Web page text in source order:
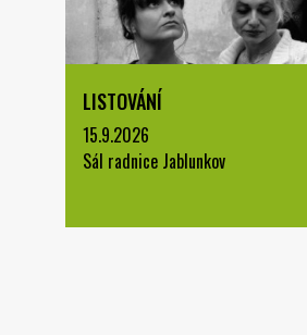
LISTOVÁNÍ
15.9.2026
Sál radnice Jablunkov